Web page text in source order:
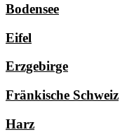
Bodensee
Eifel
Erzgebirge
Fränkische Schweiz
Harz